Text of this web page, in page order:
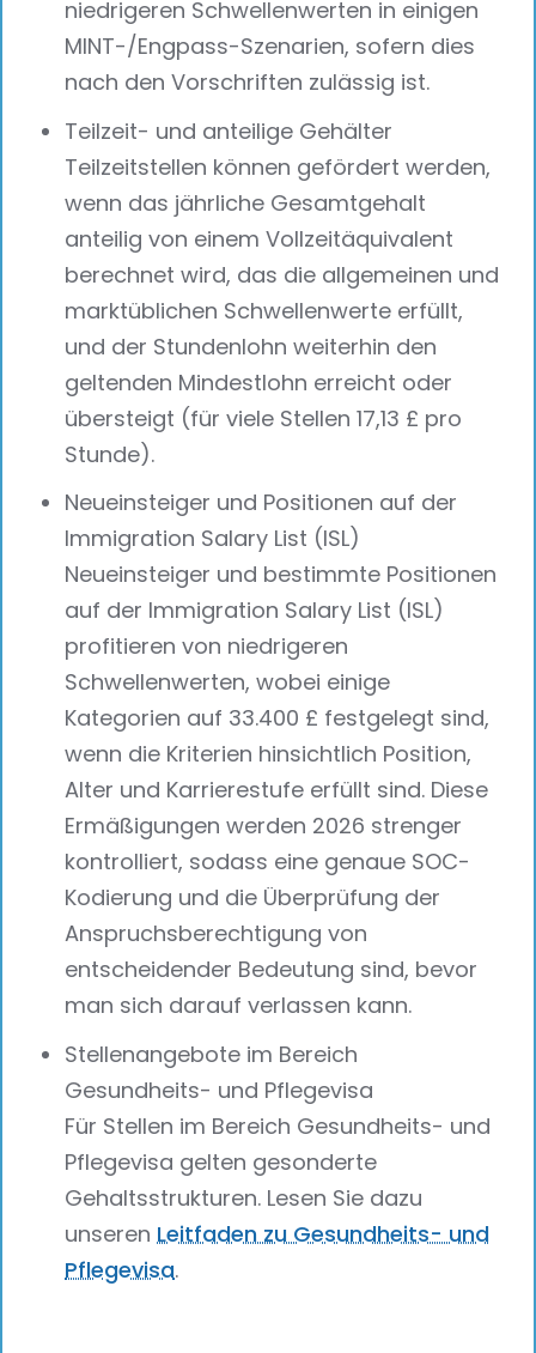
niedrigeren Schwellenwerten in einigen
MINT-/Engpass-Szenarien, sofern dies
nach den Vorschriften zulässig ist.
Teilzeit- und anteilige Gehälter
Teilzeitstellen können gefördert werden,
wenn das jährliche Gesamtgehalt
anteilig von einem Vollzeitäquivalent
berechnet wird, das die allgemeinen und
marktüblichen Schwellenwerte erfüllt,
und der Stundenlohn weiterhin den
geltenden Mindestlohn erreicht oder
übersteigt (für viele Stellen 17,13 £ pro
Stunde).
Neueinsteiger und Positionen auf der
Immigration Salary List (ISL)
Neueinsteiger und bestimmte Positionen
auf der Immigration Salary List (ISL)
profitieren von niedrigeren
Schwellenwerten, wobei einige
Kategorien auf 33.400 £ festgelegt sind,
wenn die Kriterien hinsichtlich Position,
Alter und Karrierestufe erfüllt sind. Diese
Ermäßigungen werden 2026 strenger
kontrolliert, sodass eine genaue SOC-
Kodierung und die Überprüfung der
Anspruchsberechtigung von
entscheidender Bedeutung sind, bevor
man sich darauf verlassen kann.
Stellenangebote im Bereich
Gesundheits- und Pflegevisa
Für Stellen im Bereich Gesundheits- und
Pflegevisa gelten gesonderte
Gehaltsstrukturen. Lesen Sie dazu
unserenLeitfaden zu Gesundheits- und
Pflegevisa.